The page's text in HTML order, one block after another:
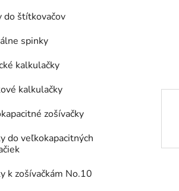
do štítkovačov
spinky
kalkulačky
kalkulačky
zošívačky
do veľkokapacitných
k zošívačkám No.10